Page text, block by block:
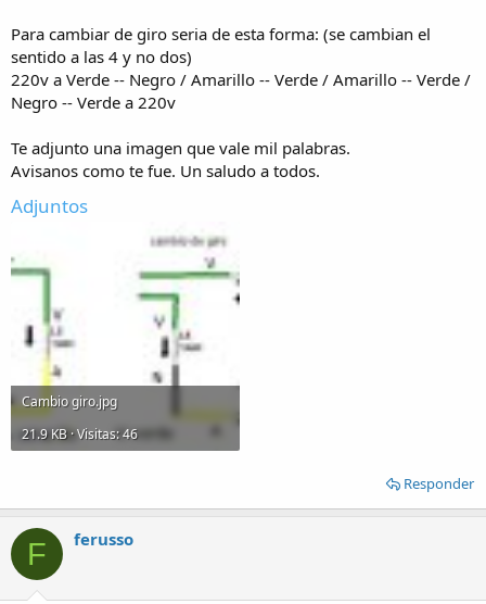
Para cambiar de giro seria de esta forma: (se cambian el
sentido a las 4 y no dos)
220v a Verde -- Negro / Amarillo -- Verde / Amarillo -- Verde /
Negro -- Verde a 220v
Te adjunto una imagen que vale mil palabras.
Avisanos como te fue. Un saludo a todos.
Adjuntos
Cambio giro.jpg
21.9 KB · Visitas: 46
Responder
F ferusso